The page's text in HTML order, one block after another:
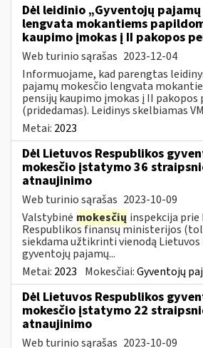
Dėl leidinio „Gyventojų
lengvata mokantiems
kaupimo įmokas į II pakopos
Web turinio sąrašas 2023-12-04
Informuojame, kad parengtas
pajamų mokesčio lengvata
pensijų kaupimo įmokas į II pakopos
(pridedamas). Leidinys skelbiamas
Metai: 2023
Dėl Lietuvos Respublikos
mokesčio įstatymo 36
atnaujinimo
Web turinio sąrašas 2023-10-09
Valstybinė mokesčių inspekcija prie
Respublikos finansų ministerijos
siekdama užtikrinti vienodą Lietuvos
gyventojų pajamų...
Metai: 2023 Mokesčiai:Gyventojų
Dėl Lietuvos Respublikos
mokesčio įstatymo 22
atnaujinimo
Web turinio sąrašas 2023-10-09